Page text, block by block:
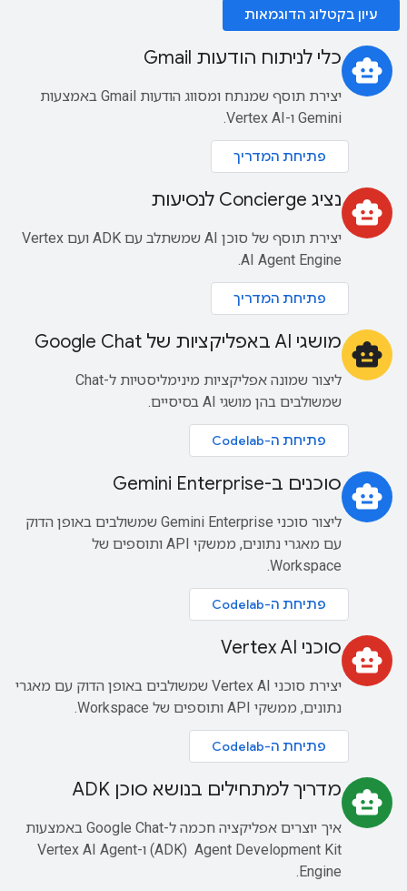
עיון בקטלוג הדוגמאות
smart_toy כלי לניתוח הודעות Gmail
יצירת תוסף שמנתח ומסווג הודעות Gmail באמצעות
Gemini ו-Vertex AI.
פתיחת המדריך
smart_toy נציג Concierge לנסיעות
יצירת תוסף של סוכן AI שמשתלב עם ADK ועם Vertex
AI Agent Engine.
פתיחת המדריך
smart_toy מושגי AI באפליקציות של Google Chat
ליצור שמונה אפליקציות מינימליסטיות ל-Chat
שמשולבים בהן מושגי AI בסיסיים.
פתיחת ה-Codelab
smart_toy סוכנים ב-Gemini Enterprise
ליצור סוכני Gemini Enterprise שמשולבים באופן הדוק
עם מאגרי נתונים, ממשקי API ותוספים של
Workspace.
פתיחת ה-Codelab
smart_toy סוכני Vertex AI
יצירת סוכני Vertex AI שמשולבים באופן הדוק עם מאגרי
נתונים, ממשקי API ותוספים של Workspace.
פתיחת ה-Codelab
smart_toy מדריך למתחילים בנושא סוכן ADK
איך יוצרים אפליקציה חכמה ל-Google Chat באמצעות
Agent Development Kit ‏ (ADK) ו-Vertex AI Agent
Engine.